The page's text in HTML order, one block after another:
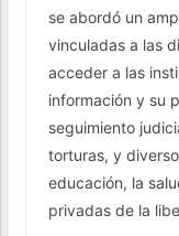
se abordó un
vinculadas a las
acceder a las
información y su
seguimiento
torturas, y
educación, la
privadas de la